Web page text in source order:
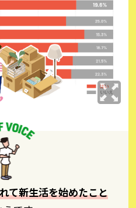
て新生活を始めたこと